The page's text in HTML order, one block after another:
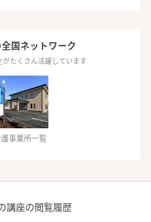
国ネットワーク
がたくさん活躍しています
事業所一覧
講座の閲覧履歴